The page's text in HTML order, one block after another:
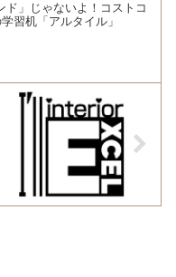
ド」じゃないよ！コストコ
習机「アルタイル」